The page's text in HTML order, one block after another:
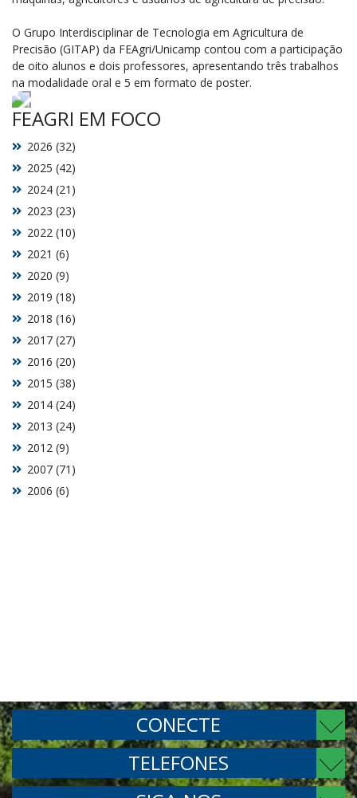
O Grupo Interdisciplinar de Tecnologia em Agricultura de
Precisão (GITAP) da FEAgri/Unicamp contou com a participação
de oito alunos e dois professores, apresentando três trabalhos
na modalidade oral e 5 em formato de poster.
FEAGRI EM FOCO
2006 (6)
2007 (71)
2012 (9)
2013 (24)
2014 (24)
2015 (38)
2016 (20)
2017 (27)
2018 (16)
2019 (18)
2020 (9)
2021 (6)
2022 (10)
2023 (23)
2024 (21)
2025 (42)
2026 (32)
CONECTE
TELEFONES